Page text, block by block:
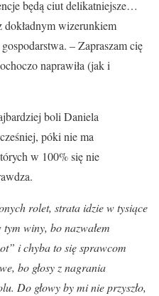
będą ciut delikatniejsze…
wizerunkiem
– Zapraszam cię
naprawiła (jak i
boli Daniela
póki nie ma
w 100% się nie
rolet, strata idzie w tysiące
winy, bo nazwałem
i chyba to się sprawcom
bo głosy z nagrania
Do głowy by mi nie przyszło,